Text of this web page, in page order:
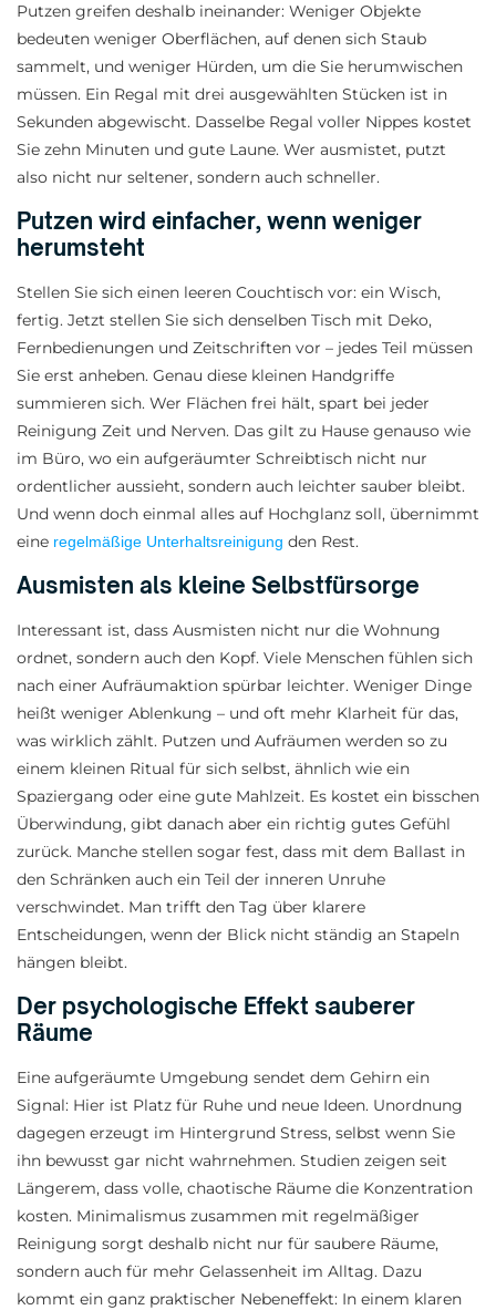
Putzen greifen deshalb ineinander: Weniger Objekte
bedeuten weniger Oberflächen, auf denen sich Staub
sammelt, und weniger Hürden, um die Sie herumwischen
müssen. Ein Regal mit drei ausgewählten Stücken ist in
Sekunden abgewischt. Dasselbe Regal voller Nippes kostet
Sie zehn Minuten und gute Laune. Wer ausmistet, putzt
also nicht nur seltener, sondern auch schneller.
Putzen wird einfacher, wenn weniger
herumsteht
Stellen Sie sich einen leeren Couchtisch vor: ein Wisch,
fertig. Jetzt stellen Sie sich denselben Tisch mit Deko,
Fernbedienungen und Zeitschriften vor – jedes Teil müssen
Sie erst anheben. Genau diese kleinen Handgriffe
summieren sich. Wer Flächen frei hält, spart bei jeder
Reinigung Zeit und Nerven. Das gilt zu Hause genauso wie
im Büro, wo ein aufgeräumter Schreibtisch nicht nur
ordentlicher aussieht, sondern auch leichter sauber bleibt.
Und wenn doch einmal alles auf Hochglanz soll, übernimmt
eine regelmäßige Unterhaltsreinigung den Rest.
Ausmisten als kleine Selbstfürsorge
Interessant ist, dass Ausmisten nicht nur die Wohnung
ordnet, sondern auch den Kopf. Viele Menschen fühlen sich
nach einer Aufräumaktion spürbar leichter. Weniger Dinge
heißt weniger Ablenkung – und oft mehr Klarheit für das,
was wirklich zählt. Putzen und Aufräumen werden so zu
einem kleinen Ritual für sich selbst, ähnlich wie ein
Spaziergang oder eine gute Mahlzeit. Es kostet ein bisschen
Überwindung, gibt danach aber ein richtig gutes Gefühl
zurück. Manche stellen sogar fest, dass mit dem Ballast in
den Schränken auch ein Teil der inneren Unruhe
verschwindet. Man trifft den Tag über klarere
Entscheidungen, wenn der Blick nicht ständig an Stapeln
hängen bleibt.
Der psychologische Effekt sauberer
Räume
Eine aufgeräumte Umgebung sendet dem Gehirn ein
Signal: Hier ist Platz für Ruhe und neue Ideen. Unordnung
dagegen erzeugt im Hintergrund Stress, selbst wenn Sie
ihn bewusst gar nicht wahrnehmen. Studien zeigen seit
Längerem, dass volle, chaotische Räume die Konzentration
kosten. Minimalismus zusammen mit regelmäßiger
Reinigung sorgt deshalb nicht nur für saubere Räume,
sondern auch für mehr Gelassenheit im Alltag. Dazu
kommt ein ganz praktischer Nebeneffekt: In einem klaren